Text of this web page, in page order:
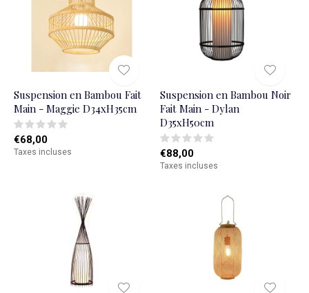
Suspension en Bambou Fait
Main - Maggie D34xH35cm
€68,00
Taxes incluses
Suspension en Bambou Noir
Fait Main - Dylan
D35xH50cm
€88,00
Taxes incluses